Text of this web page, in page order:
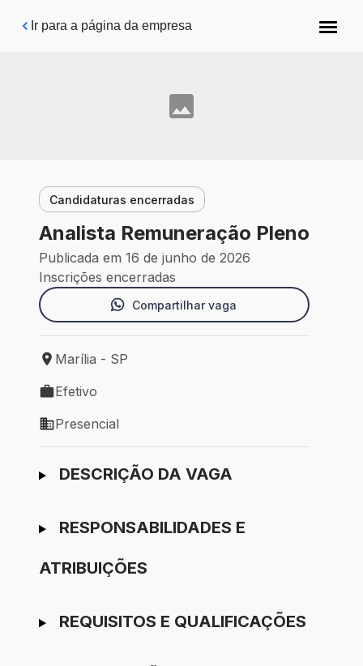
Pular para o conteúdo principal
Ir para a página da empresa
Candidaturas encerradas
Analista Remuneração Pleno
Publicada em 16 de junho de 2026
Inscrições encerradas
Compartilhar vaga
Local de trabalho: Marília - SP
Marília - SP
Tipo de vaga: Efetivo
Efetivo
Modelo de trabalho: Presencial
Presencial
Ir para candidatura
DESCRIÇÃO DA VAGA
RESPONSABILIDADES E
ATRIBUIÇÕES
REQUISITOS E QUALIFICAÇÕES